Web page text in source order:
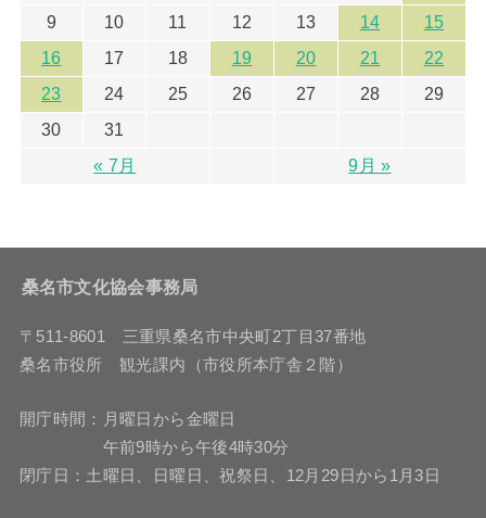
9
10 11 12 13 14
15
16
17 18 19 20 21
22
23
24 25 26 27 28
29
30
31
« 7月
9月 »
桑名市文化協会事務局
〒511-8601 三重県桑名市中央町2丁目37番地
桑名市役所 観光課内（市役所本庁舎２階）
開庁時間：月曜日から金曜日
午前9時から午後4時30分
閉庁日：土曜日、日曜日、祝祭日、12月29日から1月3日